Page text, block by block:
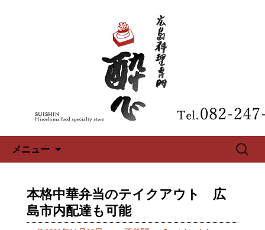
広島、中区の広島料理専門【酔
心】のブログ
メニュー
検
本格中華弁当のテイクアウト 広
島市内配達も可能